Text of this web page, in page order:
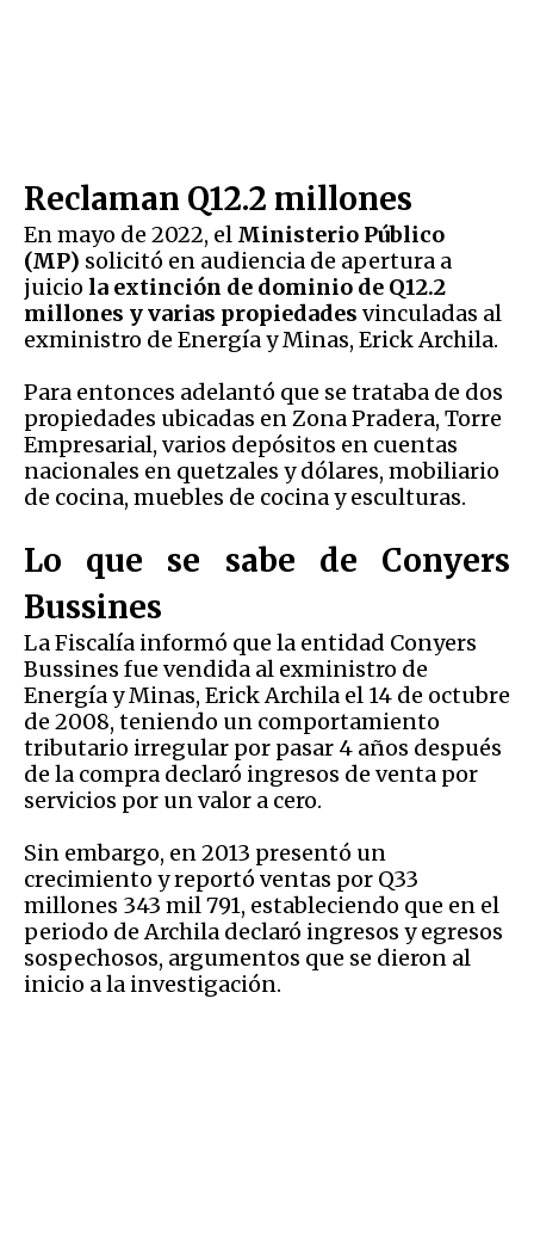
Reclaman Q12.2 millones
En mayo de 2022, el Ministerio Público
(MP) solicitó en audiencia de apertura a
juicio la extinción de dominio de Q12.2
millones y varias propiedades vinculadas al
exministro de Energía y Minas, Erick Archila.
Para entonces adelantó que se trataba de dos
propiedades ubicadas en Zona Pradera, Torre
Empresarial, varios depósitos en cuentas
nacionales en quetzales y dólares, mobiliario
de cocina, muebles de cocina y esculturas.
Lo que se sabe de Conyers
Bussines
La Fiscalía informó que la entidad Conyers
Bussines fue vendida al exministro de
Energía y Minas, Erick Archila el 14 de octubre
de 2008, teniendo un comportamiento
tributario irregular por pasar 4 años después
de la compra declaró ingresos de venta por
servicios por un valor a cero.
Sin embargo, en 2013 presentó un
crecimiento y reportó ventas por Q33
millones 343 mil 791, estableciendo que en el
periodo de Archila declaró ingresos y egresos
sospechosos, argumentos que se dieron al
inicio a la investigación.